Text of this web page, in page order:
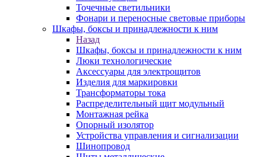
Точечные светильники
Фонари и переносные световые приборы
Шкафы, боксы и принадлежности к ним
Назад
Шкафы, боксы и принадлежности к ним
Люки технологические
Аксессуары для электрощитов
Изделия для маркировки
Трансформаторы тока
Распределительный щит модульный
Монтажная рейка
Опорный изолятор
Устройства управления и сигнализации
Шинопровод